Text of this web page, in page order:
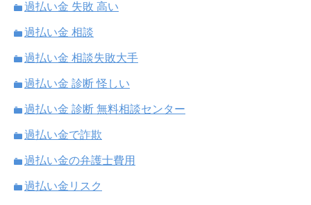
過払い金 失敗 高い
過払い金 相談
過払い金 相談失敗大手
過払い金 診断 怪しい
過払い金 診断 無料相談センター
過払い金で詐欺
過払い金の弁護士費用
過払い金リスク